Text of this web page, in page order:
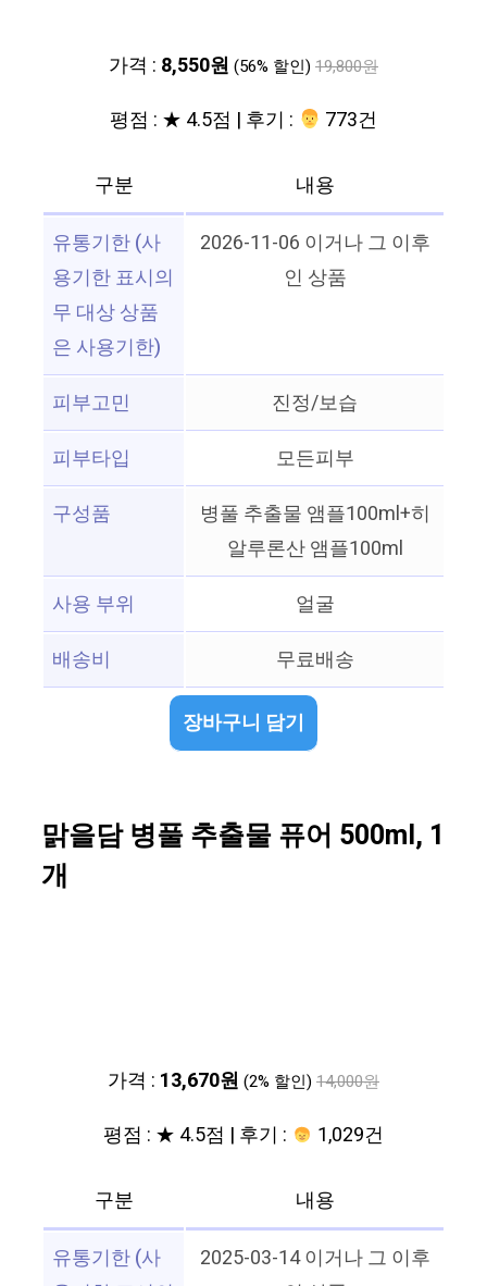
가격 : 8,550원 (56% 할인) 19,800원
평점 : ★ 4.5점 | 후기 : ‍‍ 773건
구분
내용
유통기한 (사
용기한 표시의
무 대상 상품
은 사용기한)
2026-11-06 이거나 그 이후
인 상품
피부고민
진정/보습
피부타입
모든피부
구성품
병풀 추출물 앰플100ml+히
알루론산 앰플100ml
사용 부위
얼굴
배송비
무료배송
장바구니 담기
맑을담 병풀 추출물 퓨어 500ml, 1
개
가격 : 13,670원 (2% 할인) 14,000원
평점 : ★ 4.5점 | 후기 : 1,029건
구분
내용
유통기한 (사
2025-03-14 이거나 그 이후